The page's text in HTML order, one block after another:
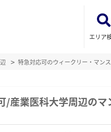
エリア
特急対応可のウィークリー・マン
/産業医科大学周辺の